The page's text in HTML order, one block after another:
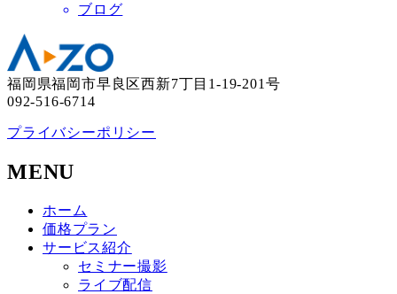
ブログ
福岡県福岡市早良区西新7丁目1-19-201号
092-516-6714
プライバシーポリシー
MENU
ホーム
価格プラン
サービス紹介
セミナー撮影
ライブ配信